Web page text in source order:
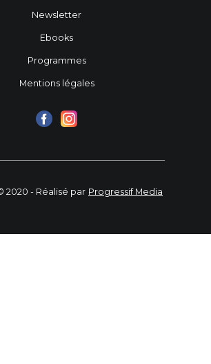
Newsletter
Ebooks
Programmes
Mentions légales
2020 - Réalisé par Progressif Media